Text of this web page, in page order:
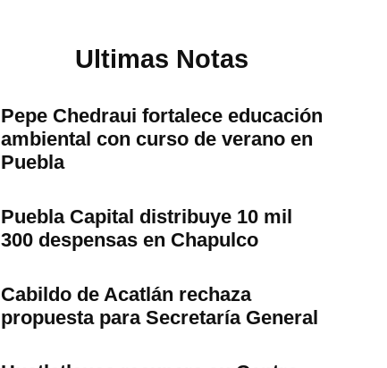
Ultimas Notas
Pepe Chedraui fortalece educación
ambiental con curso de verano en
Puebla
Puebla Capital distribuye 10 mil
300 despensas en Chapulco
Cabildo de Acatlán rechaza
propuesta para Secretaría General